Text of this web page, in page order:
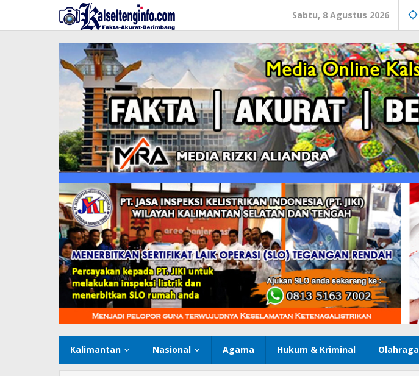
konten
Sabtu, 8 Agustus 2026
Kalimantan Nasional Agama Hukum & Kriminal Olahraga